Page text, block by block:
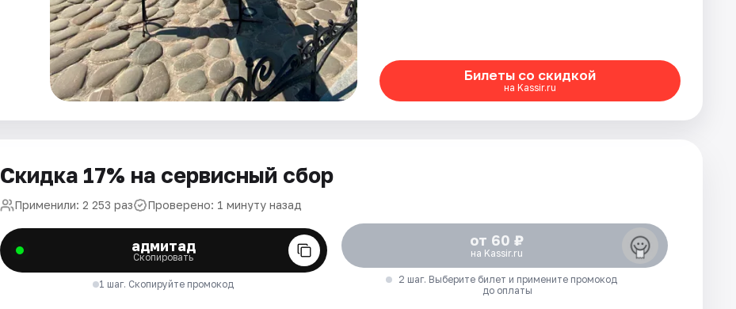
Билеты со скидкой
на Kassir.ru
Скидка 17% на сервисный сбор
Применили: 2 253 раз Проверено: 1 минуту назад
адмитад
Скопировать
1 шаг. Скопируйте промокод
от 60 ₽
на Kassir.ru
2 шаг. Выберите билет и примените промокод
до оплаты